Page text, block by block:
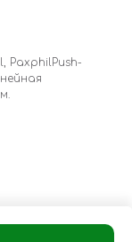
PaxphilPush-